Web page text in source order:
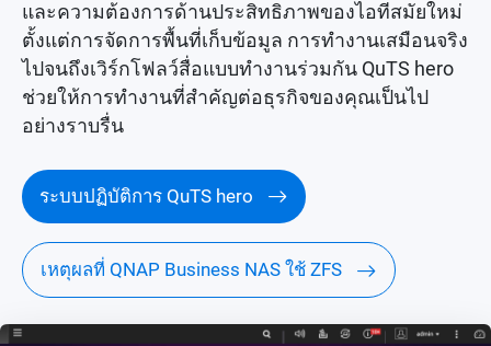
และความต้องการด้านประสิทธิภาพของไอทีสมัยใหม่
ตั้งแต่การจัดการพื้นที่เก็บข้อมูล การทำงานเสมือนจริง
ไปจนถึงเวิร์กโฟลว์สื่อแบบทำงานร่วมกัน QuTS hero
ช่วยให้การทำงานที่สำคัญต่อธุรกิจของคุณเป็นไป
อย่างราบรื่น
ระบบปฏิบัติการ QuTS hero
เหตุผลที่ QNAP Business NAS ใช้ ZFS